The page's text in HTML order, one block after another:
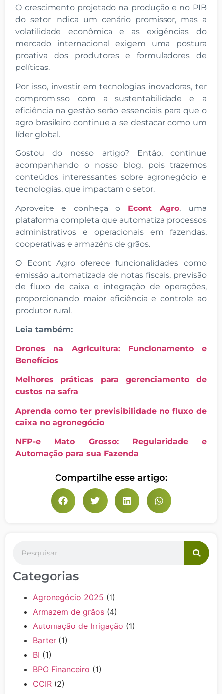
O crescimento projetado na produção e no PIB
do setor indica um cenário promissor, mas a
volatilidade econômica e as exigências do
mercado internacional exigem uma postura
proativa dos produtores e formuladores de
políticas.
Por isso, investir em tecnologias inovadoras, ter
compromisso com a sustentabilidade e a
eficiência na gestão serão essenciais para que o
agro brasileiro continue a se destacar como um
líder global.
Gostou do nosso artigo? Então, continue
acompanhando o nosso blog, pois trazemos
conteúdos interessantes sobre agronegócio e
tecnologias, que impactam o setor.
Aproveite e conheça o Econt Agro, uma
plataforma completa que automatiza processos
administrativos e operacionais em fazendas,
cooperativas e armazéns de grãos.
O Econt Agro oferece funcionalidades como
emissão automatizada de notas fiscais, previsão
de fluxo de caixa e integração de operações,
proporcionando maior eficiência e controle ao
produtor rural.
Leia também:
Drones na Agricultura: Funcionamento e
Benefícios
Melhores práticas para gerenciamento de
custos na safra
Aprenda como ter previsibilidade no fluxo de
caixa no agronegócio
NFP-e Mato Grosso: Regularidade e
Automação para sua Fazenda
Compartilhe esse artigo:
Categorias
Agronegócio 2025 (1)
Armazem de grãos (4)
Automação de Irrigação (1)
Barter (1)
BI (1)
BPO Financeiro (1)
CCIR (2)